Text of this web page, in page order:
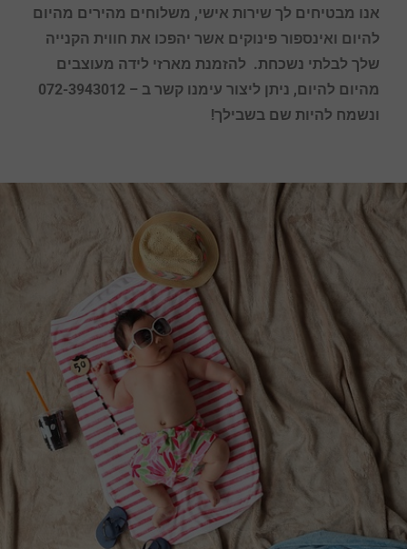
אנו מבטיחים לך שירות אישי, משלוחים מהירים מהיום
להיום ואינספור פינוקים אשר יהפכו את חווית הקנייה
שלך לבלתי נשכחת. להזמנת מארזי לידה מעוצבים
מהיום להיום, ניתן ליצור עימנו קשר ב – 072-3943012
ונשמח להיות שם בשבילך!